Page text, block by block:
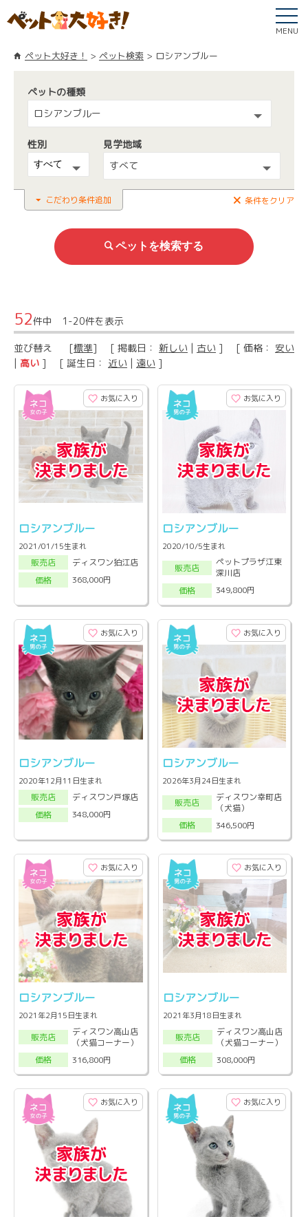
MENU
ペット大好き！ ペット検索 ロシアンブルー
ペットの種類
ロシアンブルー
性別
見学地域
すべて
こだわり条件追加 条件をクリア
52件中 1-20件を表示
並び替え [標準] [ 掲載日： 新しい | 古い ] [ 価格： 安い
| 高い ] [ 誕生日： 近い | 遠い ]
お気に入り
ロシアンブルー
2021/01/15生まれ
販売店
ディスワン狛江店
価格
368,000円
お気に入り
ロシアンブルー
2020/10/5生まれ
販売店
ペットプラザ江東
深川店
価格
349,800円
お気に入り
ロシアンブルー
2020年12月11日生まれ
販売店
ディスワン戸塚店
価格
348,000円
お気に入り
ロシアンブルー
2026年3月24日生まれ
販売店
ディスワン幸町店
（犬猫）
価格
346,500円
お気に入り
ロシアンブルー
2021年2月15日生まれ
販売店
ディスワン高山店
（犬猫コーナー）
価格
316,800円
お気に入り
ロシアンブルー
2021年3月18日生まれ
販売店
ディスワン高山店
（犬猫コーナー）
価格
308,000円
お気に入り お気に入り